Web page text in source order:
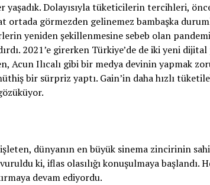
Dolayısıyla tüketicilerin tercihleri,
görmezden gelinemez bambaşka
yeniden şekillenmesine sebeb olan
2021’e girerken Türkiye’de de iki yeni
Acun Ilıcalı gibi bir medya devinin yapmak
bir sürpriz yaptı. Gain’in daha hızlı
dünyanın en büyük sinema zincirinin
ki, iflas olasılığı konuşulmaya başlandı.
devam ediyordu.